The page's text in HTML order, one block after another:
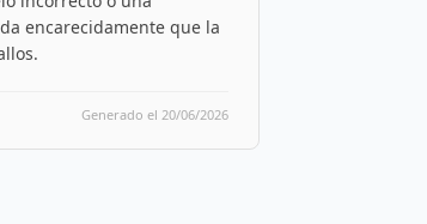
encarecidamente que la
Generado el 20/06/2026